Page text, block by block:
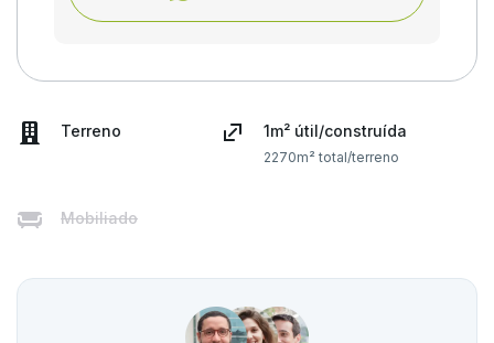
Terreno 1m² útil/construída
2270m² total/terreno
Mobiliado